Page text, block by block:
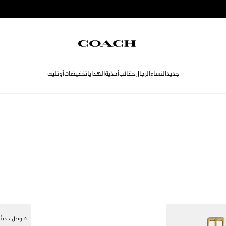
جديدالنساءالرجالحقائبأحذيةالهداياتخفيضاتأوتليت
⭐ وصل